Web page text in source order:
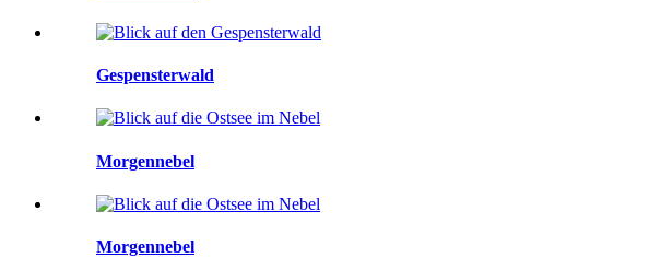
Gespensterwald
Morgennebel
Morgennebel